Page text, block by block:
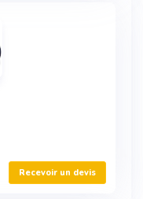
Recevoir un devis